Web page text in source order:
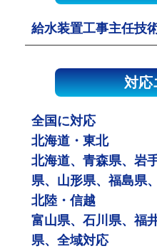
給水装置工事主任技
対応
全国に対応
北海道・東北
北海道、青森県、岩
県、山形県、福島県
北陸・信越
富山県、石川県、福
県、全域対応